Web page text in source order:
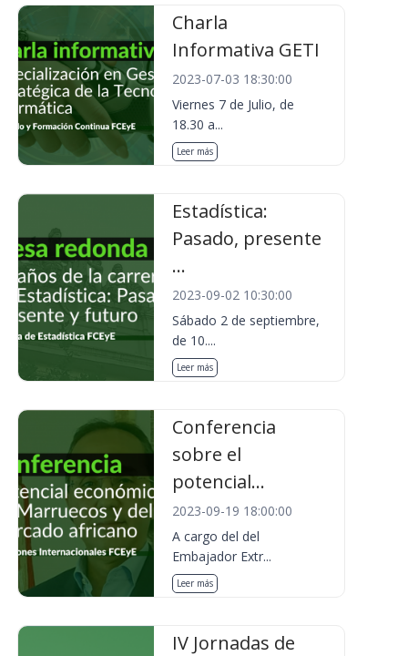
Charla
Informativa GETI
2023-07-03 18:30:00
Viernes 7 de Julio, de
18.30 a...
Leer más
Estadística:
Pasado, presente
...
2023-09-02 10:30:00
Sábado 2 de septiembre,
de 10....
Leer más
Conferencia
sobre el
potencial...
2023-09-19 18:00:00
A cargo del del
Embajador Extr...
Leer más
IV Jornadas de